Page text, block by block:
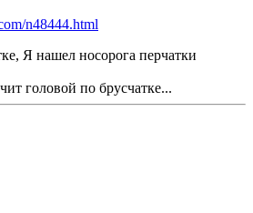
n48444.html
Я нашел носорога перчатки
головой по брусчатке...